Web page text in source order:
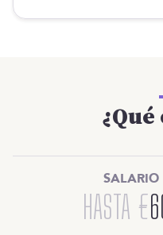
SALARIO
HASTA €